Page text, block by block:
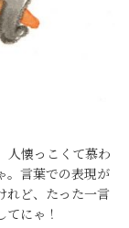
懐っこくて慕わ
。言葉での表現が
れど、たった一言
にゃ！